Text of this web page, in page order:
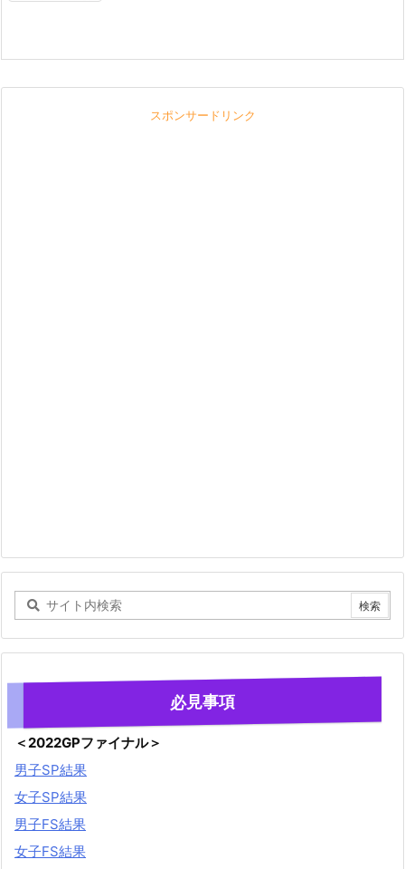
スポンサードリンク
必見事項
＜2022GPファイナル＞
男子SP結果
女子SP結果
男子FS結果
女子FS結果